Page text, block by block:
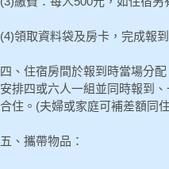
(4)領取資料袋及房卡，完成報到
四、住宿房間於報到時當場分
安排四或六人一組並同時報到
合住。(夫婦或家庭可補差額同
五、攜帶物品：